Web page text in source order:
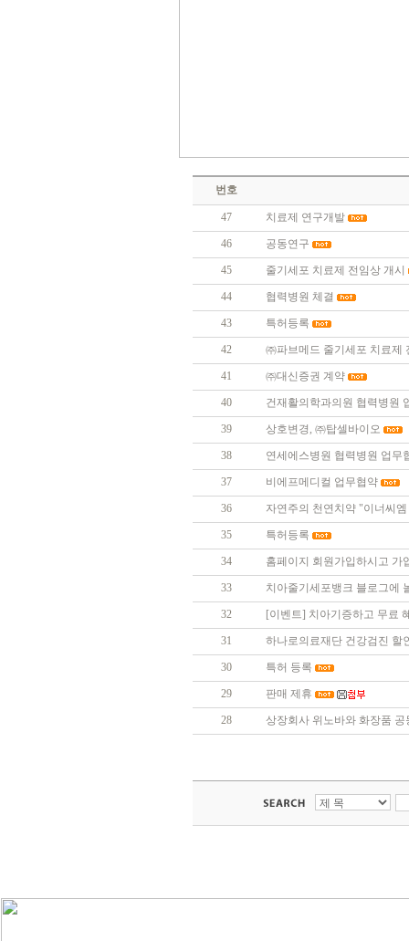
번호
47 치료제 연구개발
46 공동연구
45 줄기세포 치료제 전임상 개시
44 협력병원 체결
43 특허등록
42 ㈜파브메드 줄기세포 치료제
41 ㈜대신증권 계약
40 건재활의학과의원 협력병원
39 상호변경, ㈜탑셀바이오
38 연세에스병원 협력병원 업무
37 비에프메디컬 업무협약
36 자연주의 천연치약 "이너씨
35 특허등록
34 홈페이지 회원가입하시고 가
33 치아줄기세포뱅크 블로그에
32 [이벤트] 치아기증하고 무료
31 하나로의료재단 건강검진 할
30 특허 등록
29 판매 제휴
28 상장회사 위노바와 화장품 공